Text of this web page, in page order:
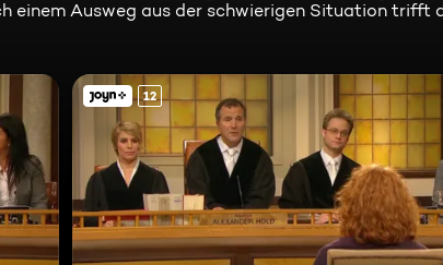
einem Ausweg aus der schwierigen Situation trifft
12